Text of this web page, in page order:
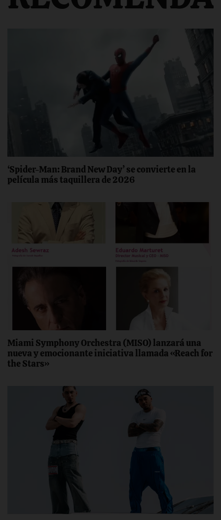
‘Spider-Man: Brand New Day’ se convierte en la
película más taquillera de 2026
Miami Symphony Orchestra (MISO) lanzará una
nueva y emocionante iniciativa llamada «Reach for
the Stars»